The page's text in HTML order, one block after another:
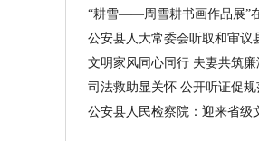
“耕雪——周雪耕书画作品展”
公安县人大常委会听取和审议
文明家风同心同行 夫妻共筑廉
司法救助显关怀 公开听证促规
公安县人民检察院：迎来省级